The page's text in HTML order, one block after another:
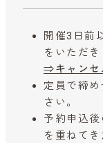
開催3日前
をいただき
⇒キャンセ
定員で締
さい。
予約申込
を重ねて